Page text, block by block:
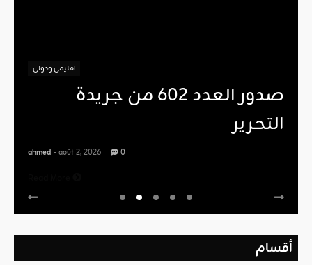
اقليمي ودولي
صدور العدد 602 من جريدة
التحرير
ahmed - août 2, 2026 0
أقسام